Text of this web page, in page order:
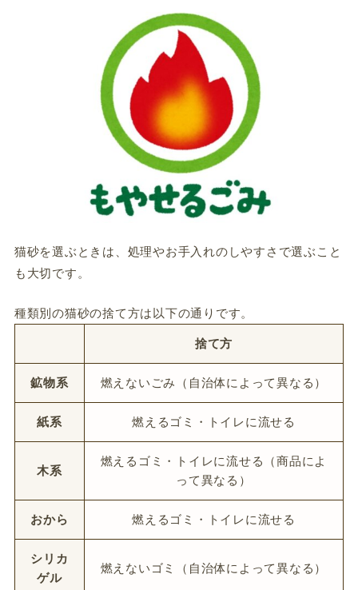
猫砂を選ぶときは、処理やお手入れのしやすさで選ぶこと
も大切です。
種類別の猫砂の捨て方は以下の通りです。
捨て方
鉱物系 燃えないごみ（自治体によって異なる）
紙系 燃えるゴミ・トイレに流せる
木系
燃えるゴミ・トイレに流せる（商品によ
って異なる）
おから 燃えるゴミ・トイレに流せる
シリカ
ゲル
燃えないゴミ（自治体によって異なる）